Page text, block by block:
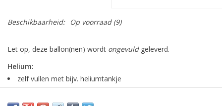
Beschikbaarheid: Op voorraad(9)
Let op, deze ballon(nen) wordt ongevuldgeleverd.
Helium:
zelf vullen met bijv. heliumtankje
minimaal 1 week goed (meestal veel langer)